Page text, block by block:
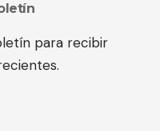
para recibir